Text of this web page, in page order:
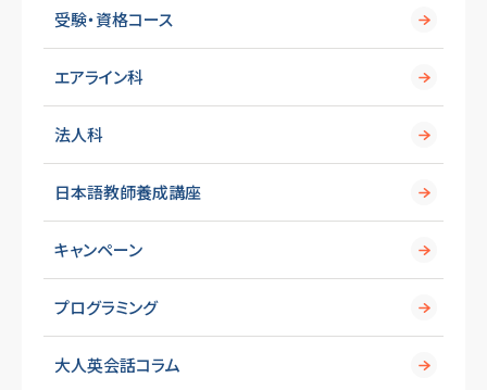
受験・資格コース
エアライン科
法人科
日本語教師養成講座
キャンペーン
プログラミング
大人英会話コラム